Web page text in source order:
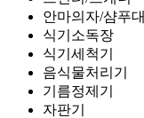
안마의자/샴푸대
식기소독장
식기세척기
음식물처리기
기름정제기
자판기